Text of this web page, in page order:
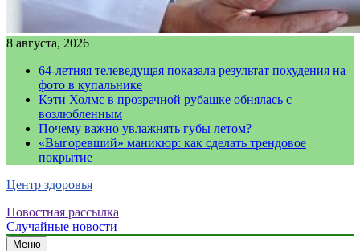
8 августа, 2026
64-летняя телеведущая показала результат похудения на
фото в купальнике
Кэти Холмс в прозрачной рубашке обнялась с
возлюбленным
Почему важно увлажнять губы летом?
«Выгоревший» маникюр: как сделать трендовое
покрытие
Центр здоровья
Новостная рассылка
Случайные новости
Меню